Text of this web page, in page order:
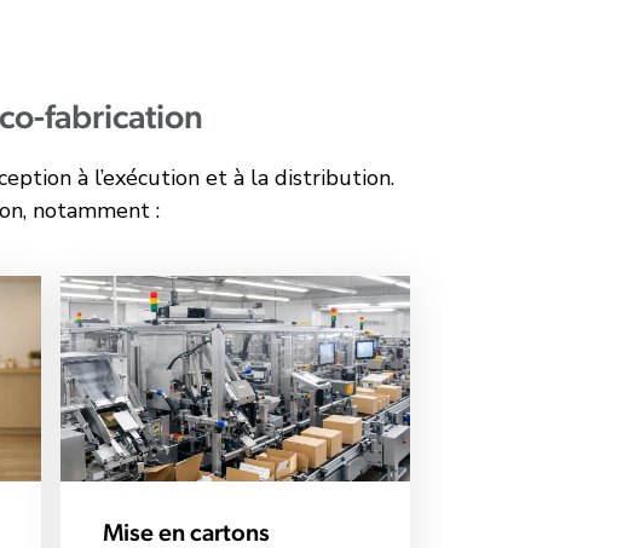
fabrication
à l’exécution et à la distribution.
notamment :
Mise en cartons